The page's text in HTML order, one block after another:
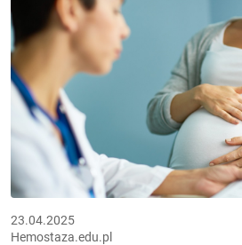
23.04.2025
Hemostaza.edu.pl